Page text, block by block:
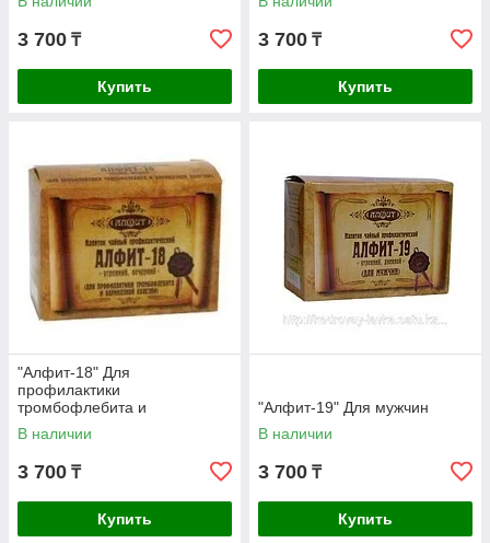
3 700 ₸
Купить
3 700 ₸
Купить
"Алфит-18" Для
профилактики
тромбофлебита и
варикозной болезни
В наличии
3 700 ₸
Купить
"Алфит-19" Для мужчин
В наличии
3 700 ₸
Купить